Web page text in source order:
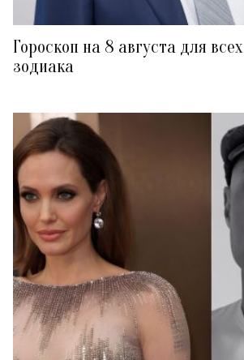
Гороскоп на 8 августа для
зодиака